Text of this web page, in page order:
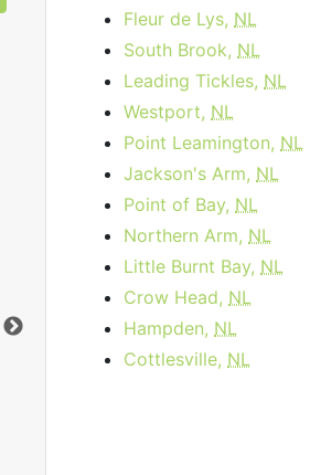
Data Plan 30 Days - 8 GB
$74.00 per month
Limite de données:8
Vers le bas: 1 Gbps
Fleur de Lys, NL
South Brook, NL
Leading Tickles, NL
Westport, NL
Point Leamington, NL
Jackson's Arm, NL
Point of Bay, NL
Northern Arm, NL
Little Burnt Bay, NL
Crow Head, NL
Hampden, NL
Cottlesville, NL